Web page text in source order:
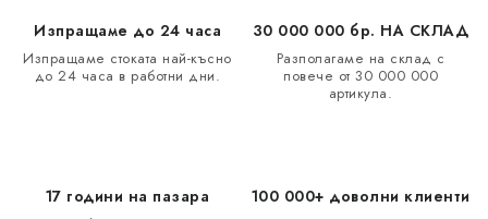
Изпращаме до 24 часа
Изпращаме стоката най-късно
до 24 часа в работни дни.
30 000 000 бр. НА СКЛАД
Разполагаме на склад с
повече от 30 000 000
артикула.
17 години на пазара 100 000+ доволни клиенти